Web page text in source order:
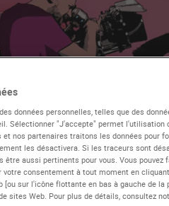
-
données personnelles, telles que des
Sélectionner "J'accepte" permet l'utilisation
nos partenaires traitons les données pour
les désactivera. Si les traceurs sont
être aussi pertinents pour vous. Vous pouvez
consentement à tout moment en
sur l'icône flottante en bas à gauche de la
sites Web. Pour plus de détails, consultez